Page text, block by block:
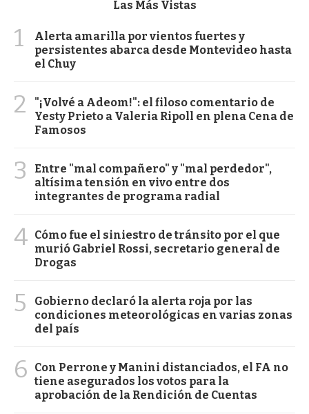
Las Más Vistas
1
Alerta amarilla por vientos fuertes y
persistentes abarca desde Montevideo hasta
el Chuy
2
"¡Volvé a Adeom!": el filoso comentario de
Yesty Prieto a Valeria Ripoll en plena Cena de
Famosos
3
Entre "mal compañero" y "mal perdedor",
altísima tensión en vivo entre dos
integrantes de programa radial
4 Cómo fue el siniestro de tránsito por el que
murió Gabriel Rossi, secretario general de
Drogas
5
Gobierno declaró la alerta roja por las
condiciones meteorológicas en varias zonas
del país
6
Con Perrone y Manini distanciados, el FA no
tiene asegurados los votos para la
aprobación de la Rendición de Cuentas